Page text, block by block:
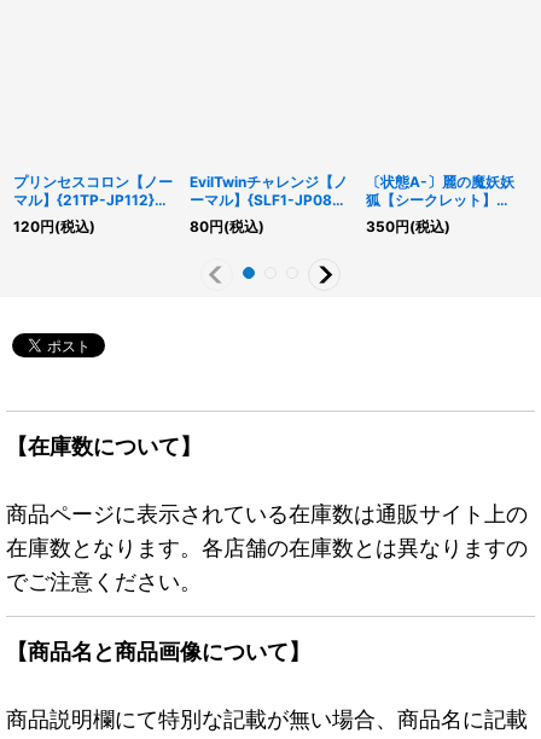
プリンセスコロン【ノー
マル】{21TP-JP112}
《エクシーズ》
120円(税込)
EvilTwinチャレンジ【ノ
ーマル】{SLF1-JP086}
《罠》
80円(税込)
〔状態A-〕麗の魔妖妖
狐【シークレット】
{DBHS-JP035}《シン
クロ》
350円(税込)
【在庫数について】
商品ページに表示されている在庫数は通販サイト上の
在庫数となります。各店舗の在庫数とは異なりますの
でご注意ください。
【商品名と商品画像について】
商品説明欄にて特別な記載が無い場合、商品名に記載